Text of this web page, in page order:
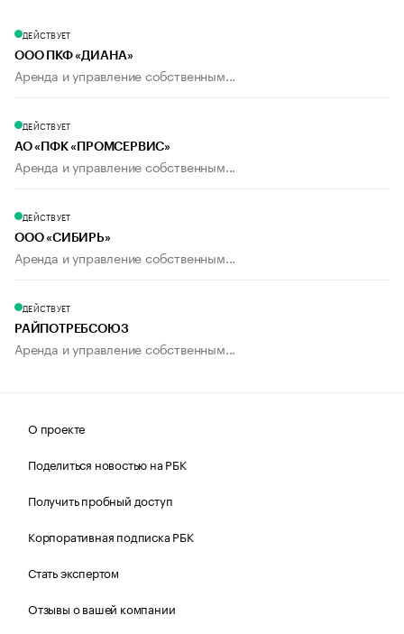
ДЕЙСТВУЕТ
ООО ПКФ «ДИАНА»
Аренда и управление собственным...
ДЕЙСТВУЕТ
АО «ПФК «ПРОМСЕРВИС»
Аренда и управление собственным...
ДЕЙСТВУЕТ
ООО «СИБИРЬ»
Аренда и управление собственным...
ДЕЙСТВУЕТ
РАЙПОТРЕБСОЮЗ
Аренда и управление собственным...
О проекте
Поделиться новостью на РБК
Получить пробный доступ
Корпоративная подписка РБК
Стать экспертом
Отзывы о вашей компании